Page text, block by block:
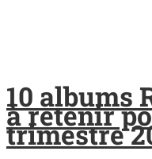
10 albums
à retenir
trimestre